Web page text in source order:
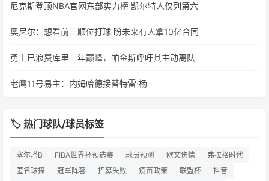
尼克斯登顶NBA官网东部实力榜 凯尔特人仅列第六
奥尼尔：想看前三顺位打球 盼未来有人拿10亿合同
勇士已浪费库里三年巅峰，帕金斯呼吁其主动离队
老鹰11号易主：内姆哈德接替特雷·杨
🏷️ 热门球队/球员标签
塞尔塔B FIBA世界杯预选赛 球员预测 欧文伤情
弗拉格时代
匿名球探
冠军阵容 招募失败 疫苗政策 联盟杯
抖音